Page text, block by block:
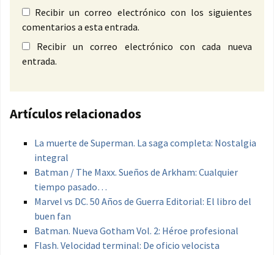
Recibir un correo electrónico con los siguientes
comentarios a esta entrada.
Recibir un correo electrónico con cada nueva
entrada.
Artículos relacionados
La muerte de Superman. La saga completa: Nostalgia
integral
Batman / The Maxx. Sueños de Arkham: Cualquier
tiempo pasado…
Marvel vs DC. 50 Años de Guerra Editorial: El libro del
buen fan
Batman. Nueva Gotham Vol. 2: Héroe profesional
Flash. Velocidad terminal: De oficio velocista